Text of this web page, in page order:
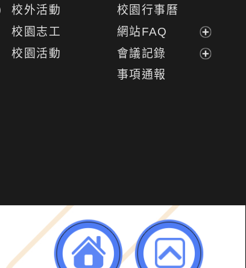
校外活動
校園志工
校園活動
校園行事曆
網站FAQ
展
會議記錄
事項通報